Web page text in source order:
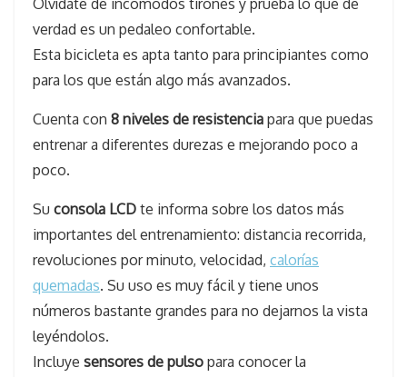
Olvídate de incómodos tirones y prueba lo que de
verdad es un pedaleo confortable.
Esta bicicleta es apta tanto para principiantes como
para los que están algo más avanzados.
Cuenta con 8 niveles de resistencia para que puedas
entrenar a diferentes durezas e mejorando poco a
poco.
Su consola LCD te informa sobre los datos más
importantes del entrenamiento: distancia recorrida,
revoluciones por minuto, velocidad, calorías
quemadas. Su uso es muy fácil y tiene unos
números bastante grandes para no dejarnos la vista
leyéndolos.
Incluye sensores de pulso para conocer la